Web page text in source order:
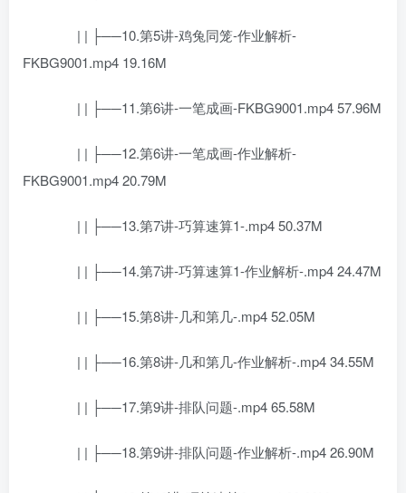
| | ├──10.第5讲-鸡兔同笼-作业解析-
FKBG9001.mp4 19.16M
| | ├──11.第6讲-一笔成画-FKBG9001.mp4 57.96M
| | ├──12.第6讲-一笔成画-作业解析-
FKBG9001.mp4 20.79M
| | ├──13.第7讲-巧算速算1-.mp4 50.37M
| | ├──14.第7讲-巧算速算1-作业解析-.mp4 24.47M
| | ├──15.第8讲-几和第几-.mp4 52.05M
| | ├──16.第8讲-几和第几-作业解析-.mp4 34.55M
| | ├──17.第9讲-排队问题-.mp4 65.58M
| | ├──18.第9讲-排队问题-作业解析-.mp4 26.90M